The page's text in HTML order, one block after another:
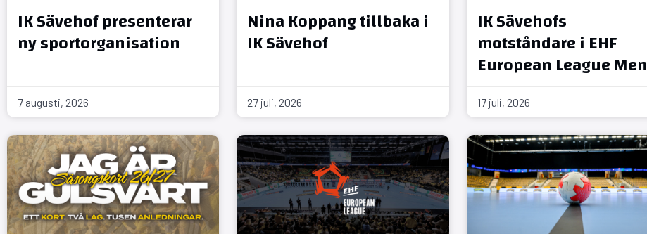
IK Sävehof presenterar
ny sportorganisation
7 augusti, 2026
Nina Koppang tillbaka i
IK Sävehof
27 juli, 2026
IK Sävehofs
motståndare i EHF
European League Men
17 juli, 2026